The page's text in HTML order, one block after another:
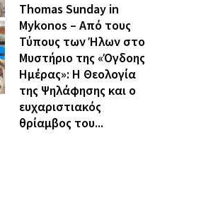
Thomas Sunday in
Mykonos – Από τους
Τύπους των Ήλων στο
Μυστήριο της «Όγδοης
Ημέρας»: Η Θεολογία
της Ψηλάφησης και ο
ευχαριστιακός
θρίαμβος του...